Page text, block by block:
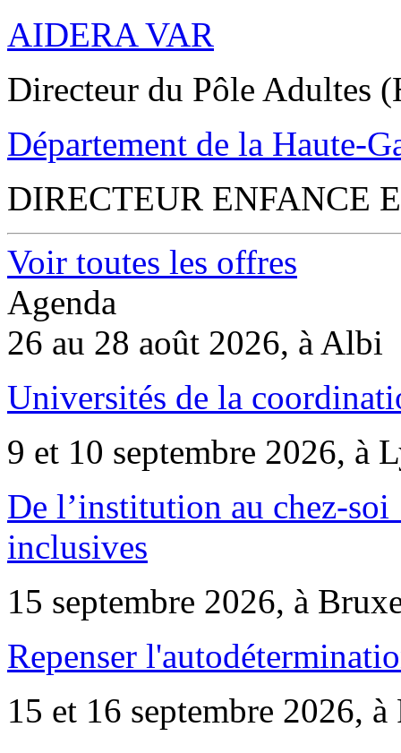
AIDERA VAR
Directeur du Pôle Adultes
Département de la Haute-
DIRECTEUR ENFANCE
Voir toutes les offres
Agenda
26 au 28 août 2026, à Albi
Universités de la
9 et 10 septembre 2026, à
De l’institution au chez-
inclusives
15 septembre 2026, à
Repenser
15 et 16 septembre 2026, à